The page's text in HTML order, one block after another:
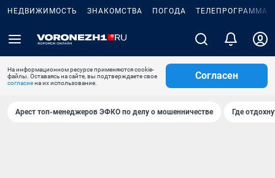
НЕДВИЖИМОСТЬ ЗНАКОМСТВА ПОГОДА ТЕЛЕПРОГРАММА
На информационном ресурсе применяются cookie-
файлы. Оставаясь на сайте, вы подтверждаете свое
согласиена их использование.
Согласен
Арест топ-менеджеров ЭФКО по делу о мошенничестве Где